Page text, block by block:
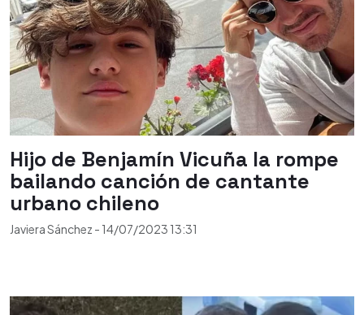
Hijo de Benjamín Vicuña la rompe
bailando canción de cantante
urbano chileno
Javiera Sánchez - 14/07/2023 13:31